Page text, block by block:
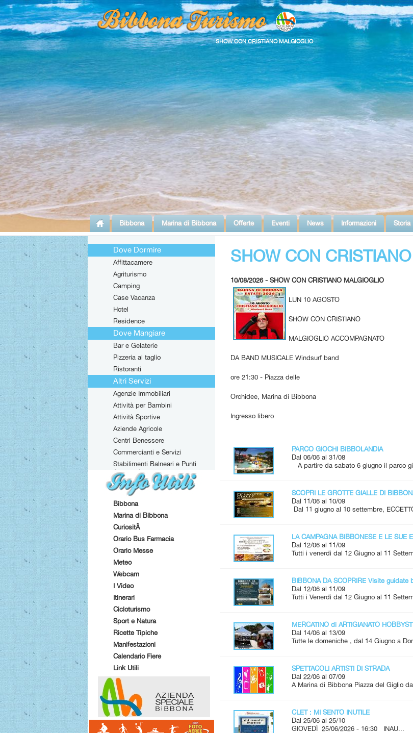
SHOW CON CRISTIANO MALGIOGLIO
Bibbona Marina di Bibbona Offerte Eventi News Informazioni Storia
Dove Dormire
Affittacamere
Agriturismo
Camping
Case Vacanza
Hotel
Residence
Dove Mangiare
Bar e Gelaterie
Pizzeria al taglio
Ristoranti
Altri Servizi
Agenzie Immobiliari
Attività per Bambini
Attività Sportive
Aziende Agricole
Centri Benessere
Commercianti e Servizi
Stabilimenti Balneari e Punti
Attrezzati
Bibbona
Marina di Bibbona
CuriositÃ
Orario Bus Farmacia
Orario Messe
Meteo
Webcam
I Video
Itinerari
Cicloturismo
Sport e Natura
Ricette Tipiche
Manifestazioni
Calendario Fiere
Link Utili
SHOW CON
10/08/2026 - SHOW CON CRISTIANO MALGIOGLIO
LUN 10 AGOSTO
SHOW CON CRISTIANO
MALGIOGLIO ACCOMPAGNATO
DA BAND MUSICALE Windsurf band
ore 21:30 - Piazza delle
Orchidee, Marina di Bibbona
Ingresso libero
PARCO GIOCHI BIBBOLANDIA
Dal 06/06 al 31/08
A partire da sabato 6 giugno il parco
SCOPRI LE GROTTE GIALLE DI
Dal 11/06 al 10/09
Dal 11 giugno al 10 settembre,
LA CAMPAGNA BIBBONESE E LE SUE
Dal 12/06 al 11/09
Tutti i venerdì dal 12 Giugno al 11
BIBBONA DA SCOPRIRE Visite guidate
Dal 12/06 al 11/09
Tutti i Venerdì dal 12 Giugno al 11
MERCATINO di ARTIGIANATO
Dal 14/06 al 13/09
Tutte le domeniche , dal 14 Giugno a
SPETTACOLI ARTISTI DI STRADA
Dal 22/06 al 07/09
A Marina di Bibbona Piazza del Giglio
CLET : MI SENTO INUTILE
Dal 25/06 al 25/10
GIOVEDÌ 25/06/2026 - 16:30 INAU...